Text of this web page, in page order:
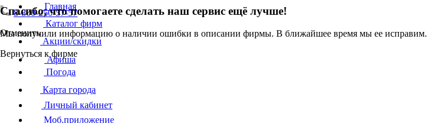
8-800-250-57-57
Отменить
Спасибо, что помогаете сделать наш сервис ещё лучше!
Мы получили информацию о наличии ошибки в описании фирмы. В ближайшее время мы ее исправим.
Вернуться к фирме
Главная
Каталог фирм
Акции/скидки
Афиша
Погода
Карта города
Личный кабинет
Моб.приложение